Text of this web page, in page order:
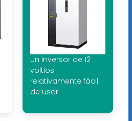
Un inversor de 12
voltios
relativamente fácil
de usar